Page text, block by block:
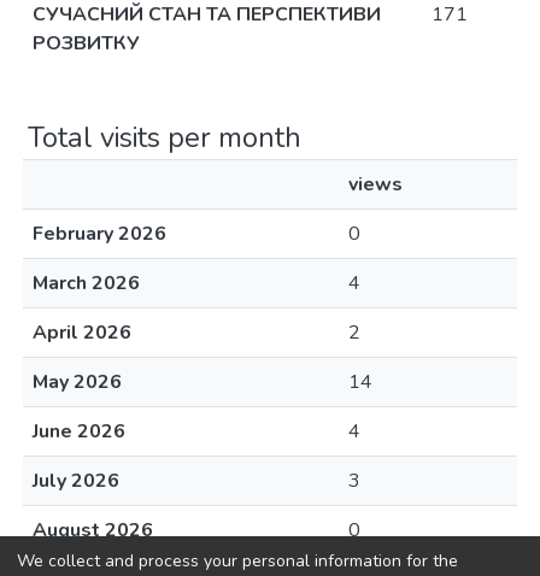
СУЧАСНИЙ СТАН ТА ПЕРСПЕКТИВИ
РОЗВИТКУ
171
Total visits per month
views
February 2026
0
March 2026
4
April 2026
2
May 2026
14
June 2026
4
July 2026
3
August 2026
0
We collect and process your personal information for the